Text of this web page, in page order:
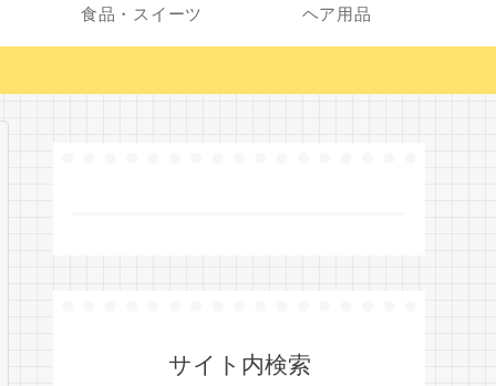
食品・スイーツ ヘア用品
サイト内検索